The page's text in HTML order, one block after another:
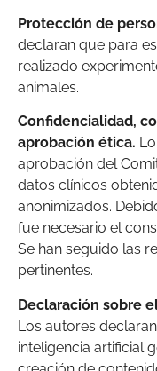
Protección de
declaran que para
realizado
animales.
Confidencialidad,
aprobación ética.
aprobación del
datos clínicos
anonimizados.
fue necesario el
Se han seguido las
pertinentes.
Declaración sobre
Los autores
inteligencia artificial